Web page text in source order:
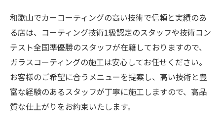
和歌山でカーコーティングの高い技術で信頼と実績のあ
る店は、コーティング技術1級認定のスタッフや技術コン
テスト全国準優勝のスタッフが在籍しておりますので、
ガラスコーティングの施工は安心してお任せください。
お客様のご希望に合うメニューを提案し、高い技術と豊
富な経験のあるスタッフが丁寧に施工しますので、高品
質な仕上がりをお約束いたします。